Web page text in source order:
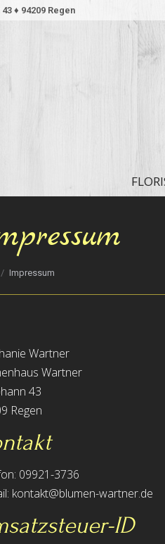
♦ 94209 Regen
sich hier:
Impressum
Wartner
Wartner
43
Regen
09921-3736
kontakt@blumen-wartner.de
ID